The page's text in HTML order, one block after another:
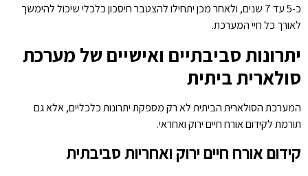
כ-5 עד 7 שנים, ולאחר מכן יתחילו להצטבר חיסכון כלכלי שיכול להימשך
לאורך כל חיי המערכת.
יתרונות סביבתיים ואישיים של מערכת
סולארית ביתית
המערכת הסולארית הביתית לא רק מספקת יתרונות כלכליים, אלא גם
תורמת לקידום אורח חיים ירוק ואחראי.
קידום אורח חיים ירוק ואחריות סביבתית